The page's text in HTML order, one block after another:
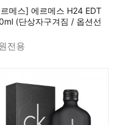
메스] 에르메스 H24 EDT
(단상자구겨짐 / 옵션선
전용